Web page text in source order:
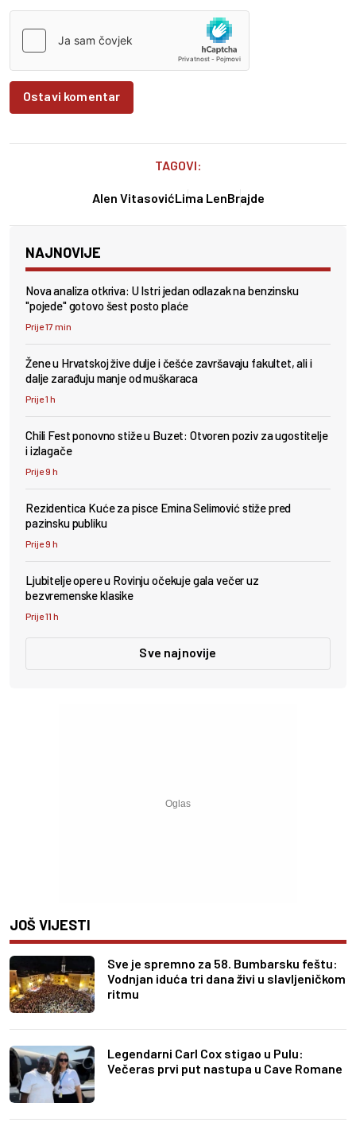
Ostavi komentar
TAGOVI:
Alen VitasovićLima LenBrajde
NAJNOVIJE
Nova analiza otkriva: U Istri jedan odlazak na benzinsku
"pojede" gotovo šest posto plaće
Prije 17 min
Žene u Hrvatskoj žive dulje i češće završavaju fakultet, ali i
dalje zarađuju manje od muškaraca
Prije 1 h
Chili Fest ponovno stiže u Buzet: Otvoren poziv za ugostitelje
i izlagače
Prije 9 h
Rezidentica Kuće za pisce Emina Selimović stiže pred
pazinsku publiku
Prije 9 h
Ljubitelje opere u Rovinju očekuje gala večer uz
bezvremenske klasike
Prije 11 h
Sve najnovije
JOŠ VIJESTI
Sve je spremno za 58. Bumbarsku feštu:
Vodnjan iduća tri dana živi u slavljeničkom
ritmu
Legendarni Carl Cox stigao u Pulu:
Večeras prvi put nastupa u Cave Romane